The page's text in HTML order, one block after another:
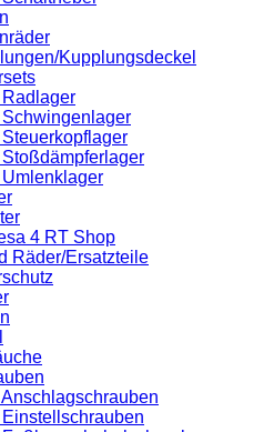
Kupplungsdeckel
4 RT Shop
Räder/Ersatzteile